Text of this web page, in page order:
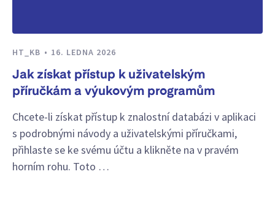
HT_KB 16. LEDNA 2026
Jak získat přístup k uživatelským
příručkám a výukovým programům
Chcete-li získat přístup k znalostní databázi v aplikaci
s podrobnými návody a uživatelskými příručkami,
přihlaste se ke svému účtu a klikněte na v pravém
horním rohu. Toto …